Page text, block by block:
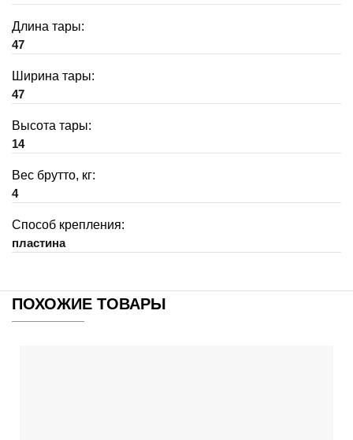
Длина тары:
47
Ширина тары:
47
Высота тары:
14
Вес брутто, кг:
4
Способ крепления:
пластина
ПОХОЖИЕ ТОВАРЫ